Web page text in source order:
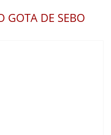
GOTA DE SEBO